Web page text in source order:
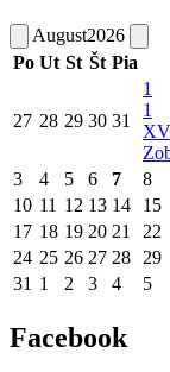
August2026
Po Ut St Št Pia
27 28 29 30 31
1
1
3 4 5 6 7 8
10 11 12 13 14 15
17 18 19 20 21 22
24 25 26 27 28 29
31 1 2 3 4 5
Facebook